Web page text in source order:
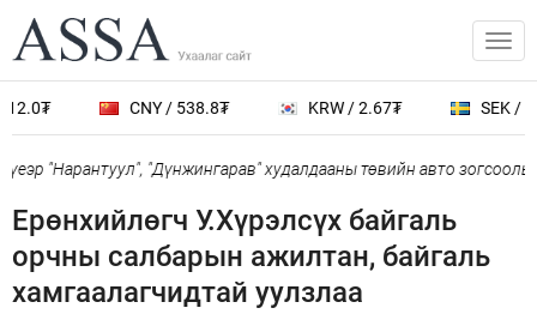
CNY / 538.8₮ KRW / 2.67₮ SEK /
"Нарантуул", "Дүнжингарав" худалдааны төвийн авто зогсоолыг
Ерөнхийлөгч У.Хүрэлсүх байгаль
орчны салбарын ажилтан, байгаль
хамгаалагчидтай уулзлаа